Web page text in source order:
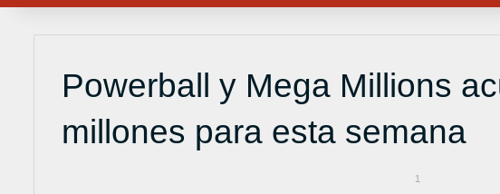
Powerball y Mega Millions
millones para esta semana
1